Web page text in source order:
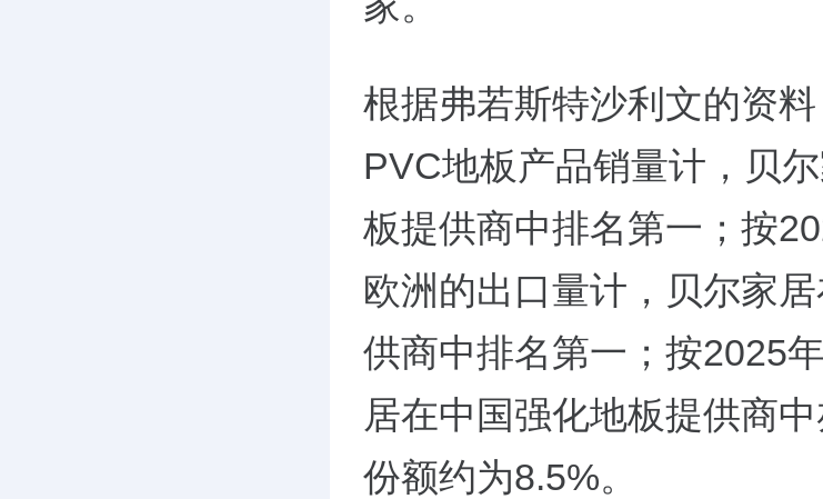
根据弗若斯特沙利文的资
PVC地板产品销量计，贝
板提供商中排名第一；按
欧洲的出口量计，贝尔家
供商中排名第一；按2025
居在中国强化地板提供商
份额约为8.5%。